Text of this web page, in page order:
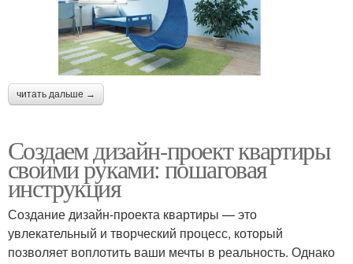
читать дальше →
Создаем дизайн-проект квартиры
своими руками: пошаговая
инструкция
Создание дизайн-проекта квартиры — это
увлекательный и творческий процесс, который
позволяет воплотить ваши мечты в реальность. Однако